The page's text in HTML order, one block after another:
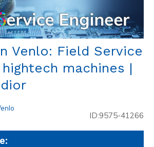
Venlo: Field Service
hightech machines |
ID:9575-41266